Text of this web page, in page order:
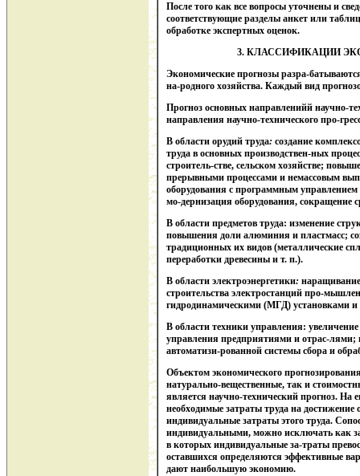
После того как все вопросы уточнены и
соответствующие разделы анкет или
обработке экспертных оценок.
3. КЛАССИФИКАЦИИ
Экономические прогнозы разра-
на-родного хозяйства. Каждый вид
Прогноз основных направленийй научно-
направления научно-технического про-
В области орудий труда: создание
труда в основных производствен-ных
строитель-стве, сельском хозяйстве;
прерывными процессами и немассовым
оборудования с программным управлением
мо-дернизация оборудования, сокращение
В области предметов труда: изменение
повышения доли алюминия и пластмасс;
традиционных их видов (металлические
переработки древесины и т. п.).
В области электроэнергетики:
строительства электростанций про-
гидродинамическими (МГД) установками и
В области техники управления:
управления предприятиями и отрас-лями;
автоматизи-рованной системы сбора и
Объектом экономического
натурально-вещественные, так и
является научно-технический прогноз. На
необходимые затраты труда на
индивидуальные затраты этого труда.
индивидуальными, можно исключать как
в которых индивидуальные за-траты
оставшихся определяются эффективные
дают наибольшую экономию.